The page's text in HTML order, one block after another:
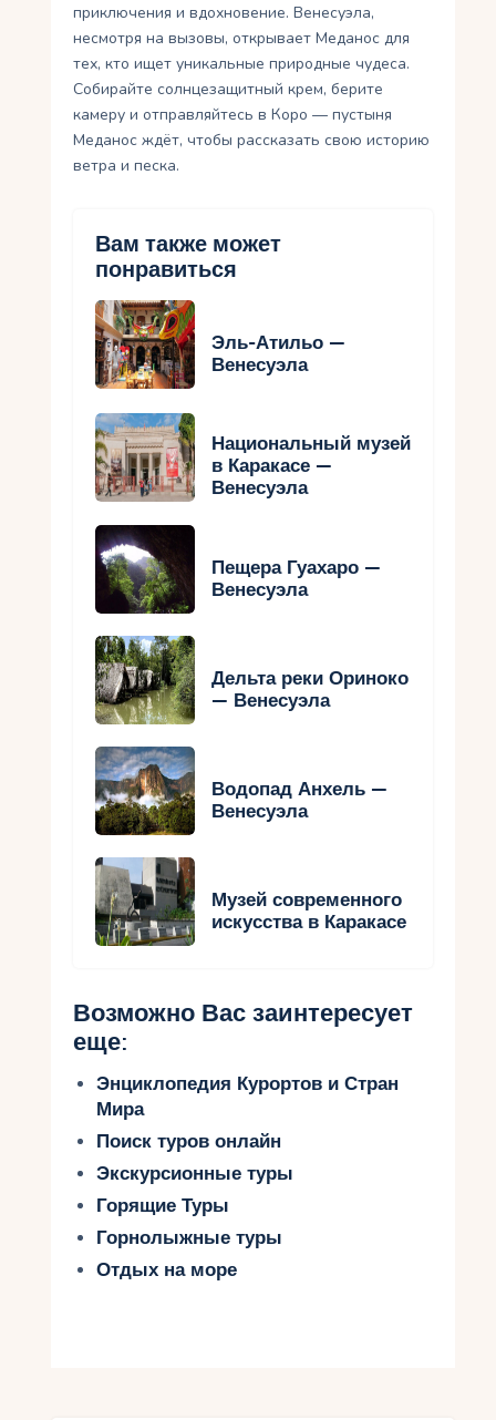
приключения и вдохновение. Венесуэла,
несмотря на вызовы, открывает Меданос для
тех, кто ищет уникальные природные чудеса.
Собирайте солнцезащитный крем, берите
камеру и отправляйтесь в Коро — пустыня
Меданос ждёт, чтобы рассказать свою историю
ветра и песка.
Вам также может
понравиться
Эль-Атильо —
Венесуэла
Национальный музей
в Каракасе —
Венесуэла
Пещера Гуахаро —
Венесуэла
Дельта реки Ориноко
— Венесуэла
Водопад Анхель —
Венесуэла
Музей современного
искусства в Каракасе
Возможно Вас заинтересует
еще:
Энциклопедия Курортов и Стран
Мира
Поиск туров онлайн
Экскурсионные туры
Горящие Туры
Горнолыжные туры
Отдых на море